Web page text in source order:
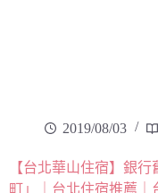
2019/08/03
【台北華山住宿】銀
町」｜台北住宿推薦